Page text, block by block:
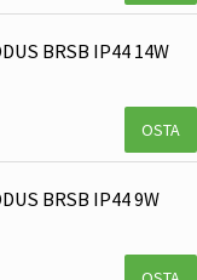
BRSB IP44 14W
OSTA
BRSB IP44 9W